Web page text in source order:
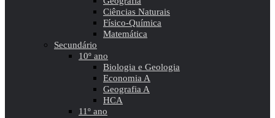
Ciências Naturais
Físico-Química
Matemática
Secundário
10º ano
Biologia e Geologia
Economia A
Geografia A
HCA
11º ano